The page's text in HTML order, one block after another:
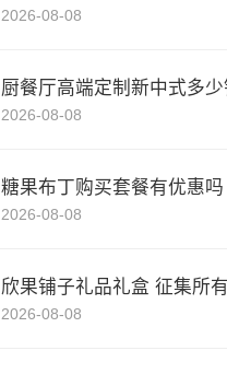
2026-08-08
厨餐厅高端定制新中式多
2026-08-08
糖果布丁购买套餐有优惠吗
2026-08-08
欣果铺子礼品礼盒 征集所
2026-08-08